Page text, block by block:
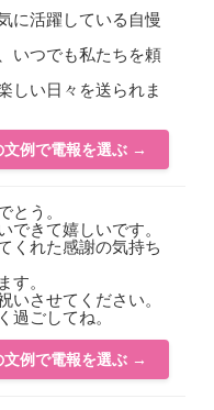
に活躍している自慢
いつでも私たちを頼
しい日々を送られま
文例で電報を選ぶ →
とう。
できて嬉しいです。
くれた感謝の気持ち
す。
いさせてください。
過ごしてね。
文例で電報を選ぶ →